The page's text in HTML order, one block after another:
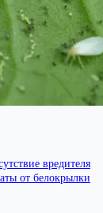
вредителя
от белокрылки